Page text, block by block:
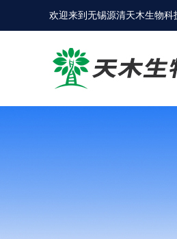
欢迎来到无锡源清天木生物科